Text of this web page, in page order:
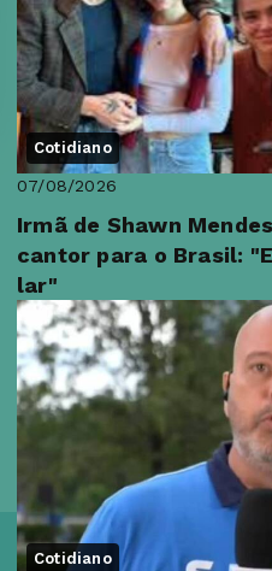
Cotidiano
07/08/2026
Irmã de Shawn
cantor para o Brasil:
lar"
Cotidiano